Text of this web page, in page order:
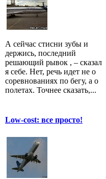
А сейчас стисни зубы и
держись, последний
решающий рывок , – сказал
я себе. Нет, речь идет не о
соревнованиях по бегу, а о
полетах. Точнее сказать,...
Low-cost: все просто!